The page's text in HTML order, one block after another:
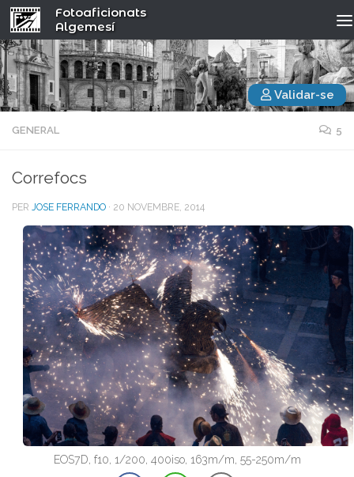
Fotoaficionats
Algemesí
Validar-se
GENERAL 5
Correfocs
PER JOSE FERRANDO · 20 NOVEMBRE, 2014
EOS7D, f10, 1/200, 400iso, 163m/m, 55-250m/m